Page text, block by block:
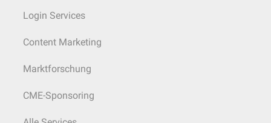
Login Services
Content Marketing
Marktforschung
CME-Sponsoring